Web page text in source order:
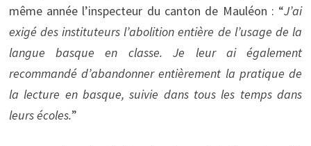
même année l’inspecteur du canton de Mauléon : “J’ai
exigé des instituteurs l’abolition entière de l’usage de la
langue basque en classe. Je leur ai également
recommandé d’abandonner entièrement la pratique de
la lecture en basque, suivie dans tous les temps dans
leurs écoles.”